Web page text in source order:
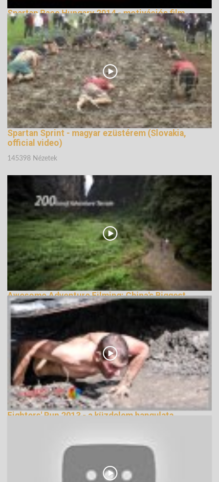
Spartan Race Hungary 2014 - motivációs film
146343 Nézetek
Spartan Sprint - magyar ezüstérem (Slovakia,
official video)
145398 Nézetek
Awesome Adventure Filming: China's Biggest
Adventure Race
Fighters' Run 2013 - a küzdelem hangulata